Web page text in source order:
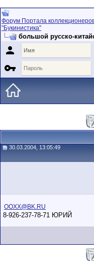
Форум Портала
"Букинистика"
большой русско-


30.03.2004, 13:05:49
OOXX@BK.RU
8-926-237-78-71 ЮРИЙ